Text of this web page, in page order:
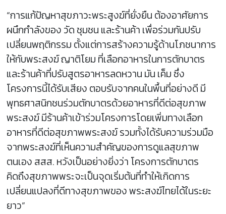
“การแก้ปัญหาสุขภาวะพระสูงฆ์ที่ยั่งยืน ต้องอาศัยการ
ผนึกกำลังของ วัด ชุมชน และร้านค้า เพื่อร่วมกันปรับ
เปลี่ยนพฤติกรรม ตั้งแต่การสร้างความรู้ด้านโภชนาการ
ให้กับพระสงฆ์ ญาติโยม ที่เลือกอาหารในการตักบาตร
และร้านค้าที่ปรับสูตรอาหารลดหวาน มัน เค็ม ซึ่ง
โครงการนี้ได้รับเสียง ตอบรับจากคนในพื้นที่อย่างดี มี
พุทธศาสนิกชนร่วมตักบาตรด้วยอาหารที่ดีต่อสุขภาพ
พระสงฆ์ มีร้านค้าเข้าร่วมโครงการโดยเพิ่มทางเลือก
อาหารที่ดีต่อสุขภาพพระสงฆ์ รวมทั้งได้รับความร่วมมือ
จากพระสงฆ์ที่เห็นความสำคัญของการดูแลสุขภาพ
ตนเอง สสส. หวังเป็นอย่างยิ่งว่า โครงการตักบาตร
คิดถึงสุขภาพพระจะเป็นจุดเริ่มต้นที่ทำให้เกิดการ
เปลี่ยนแปลงที่ดีทางสุขภาพของ พระสงฆ์ไทยได้ในระยะ
ยาว”